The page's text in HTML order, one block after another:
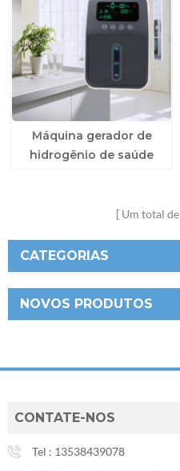
Máquina gerador de
hidrogênio de saúde
Um total de
CATEGORIAS
NOVOS PRODUTOS
CONTATE-NOS
Tel : 13538439078